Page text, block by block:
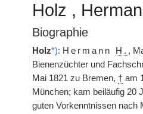
Holz ,
Biographie
Holz*): Hermann H. ,
Bienenzüchter und
Mai 1821 zu Bremen, † am
München; kam beiläufig 20
guten Vorkenntnissen nach